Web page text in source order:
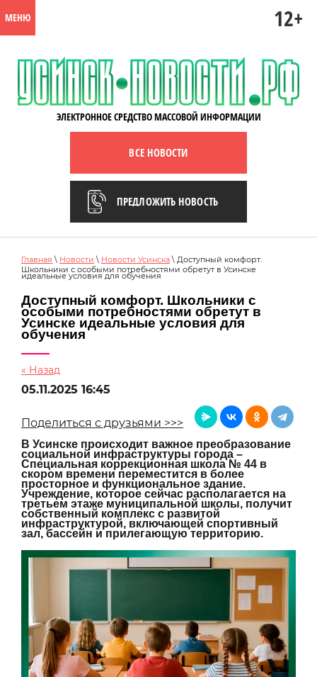
МЕНЮ 12+
ВСЕ НОВОСТИ
ЭЛЕКТРОННОЕ СРЕДСТВО МАССОВОЙ ИНФОРМАЦИИ
ПРЕДЛОЖИТЬ НОВОСТЬ
Главная \ Новости \ Новости Усинска\ Доступный комфорт.
Школьники с особыми потребностями обретут в Усинске
идеальные условия для обучения
Доступный комфорт. Школьники с
особыми потребностями обретут в
Усинске идеальные условия для
обучения
« Назад
05.11.2025 16:45
Поделиться с друзьями >>>
В Усинске происходит важное преобразование
социальной инфраструктуры города –
Специальная коррекционная школа № 44 в
скором времени переместится в более
просторное и функциональное здание.
Учреждение, которое сейчас располагается на
третьем этаже муниципальной школы, получит
собственный комплекс с развитой
инфраструктурой, включающей спортивный
зал, бассейн и прилегающую территорию.